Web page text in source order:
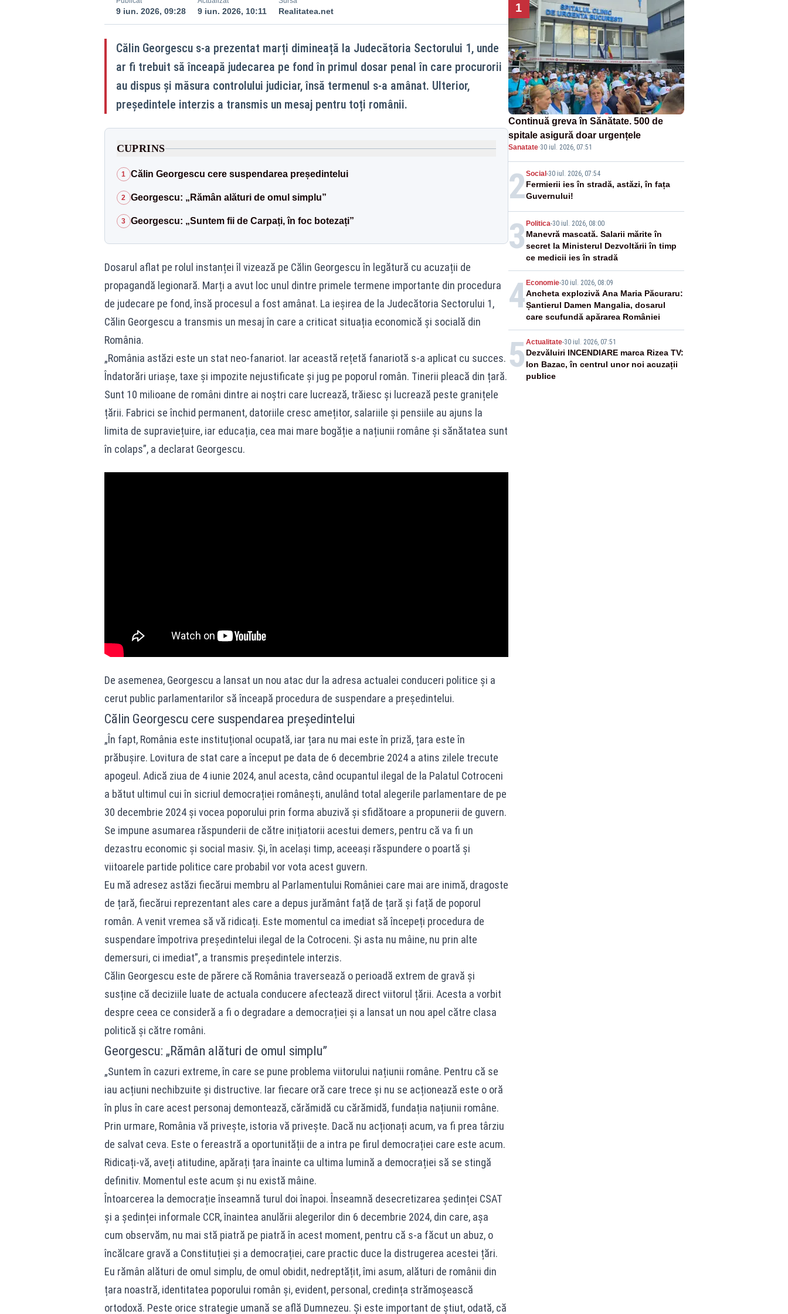
9 iun. 2026, 09:28 9 iun. 2026, 10:11 Realitatea.net
Călin Georgescu s-a prezentat marți dimineață la Judecătoria Sectorului 1, unde
ar fi trebuit să înceapă judecarea pe fond în primul dosar penal în care procurorii
au dispus și măsura controlului judiciar, însă termenul s-a amânat. Ulterior,
președintele interzis a transmis un mesaj pentru toți românii.
CUPRINS
1 Călin Georgescu cere suspendarea președintelui
2 Georgescu: „Rămân alături de omul simplu”
3 Georgescu: „Suntem fii de Carpați, în foc botezați”
Dosarul aflat pe rolul instanței îl vizează pe Călin Georgescu în legătură cu acuzații de
propagandă legionară. Marți a avut loc unul dintre primele termene importante din procedura
de judecare pe fond, însă procesul a fost amânat. La ieșirea de la Judecătoria Sectorului 1,
Călin Georgescu a transmis un mesaj în care a criticat situația economică și socială din
România.
„România astăzi este un stat neo-fanariot. Iar această rețetă fanariotă s-a aplicat cu succes.
Îndatorări uriașe, taxe și impozite nejustificate și jug pe poporul român. Tinerii pleacă din țară.
Sunt 10 milioane de români dintre ai noștri care lucrează, trăiesc și lucrează peste granițele
țării. Fabrici se închid permanent, datoriile cresc amețitor, salariile și pensiile au ajuns la
limita de supraviețuire, iar educația, cea mai mare bogăție a națiunii române și sănătatea sunt
în colaps”, a declarat Georgescu.
De asemenea, Georgescu a lansat un nou atac dur la adresa actualei conduceri politice și a
cerut public parlamentarilor să înceapă procedura de suspendare a președintelui.
Călin Georgescu cere suspendarea președintelui
„În fapt, România este instituțional ocupată, iar țara nu mai este în priză, țara este în
prăbușire. Lovitura de stat care a început pe data de 6 decembrie 2024 a atins zilele trecute
apogeul. Adică ziua de 4 iunie 2024, anul acesta, când ocupantul ilegal de la Palatul Cotroceni
a bătut ultimul cui în sicriul democrației românești, anulând total alegerile parlamentare de pe
30 decembrie 2024 și vocea poporului prin forma abuzivă și sfidătoare a propunerii de guvern.
Se impune asumarea răspunderii de către inițiatorii acestui demers, pentru că va fi un
dezastru economic și social masiv. Și, în același timp, aceeași răspundere o poartă și
viitoarele partide politice care probabil vor vota acest guvern.
Eu mă adresez astăzi fiecărui membru al Parlamentului României care mai are inimă, dragoste
de țară, fiecărui reprezentant ales care a depus jurământ față de țară și față de poporul
român. A venit vremea să vă ridicați. Este momentul ca imediat să începeți procedura de
suspendare împotriva președintelui ilegal de la Cotroceni. Și asta nu mâine, nu prin alte
demersuri, ci imediat”, a transmis președintele interzis.
Călin Georgescu este de părere că România traversează o perioadă extrem de gravă și
susține că deciziile luate de actuala conducere afectează direct viitorul țării. Acesta a vorbit
despre ceea ce consideră a fi o degradare a democrației și a lansat un nou apel către clasa
politică și către români.
Georgescu: „Rămân alături de omul simplu”
„Suntem în cazuri extreme, în care se pune problema viitorului națiunii române. Pentru că se
iau acțiuni nechibzuite și distructive. Iar fiecare oră care trece și nu se acționează este o oră
în plus în care acest personaj demontează, cărămidă cu cărămidă, fundația națiunii române.
Prin urmare, România vă privește, istoria vă privește. Dacă nu acționați acum, va fi prea târziu
de salvat ceva. Este o fereastră a oportunității de a intra pe firul democrației care este acum.
Ridicați-vă, aveți atitudine, apărați țara înainte ca ultima lumină a democrației să se stingă
definitiv. Momentul este acum și nu există mâine.
Întoarcerea la democrație înseamnă turul doi înapoi. Înseamnă desecretizarea ședinței CSAT
și a ședinței informale CCR, înaintea anulării alegerilor din 6 decembrie 2024, din care, așa
cum observăm, nu mai stă piatră pe piatră în acest moment, pentru că s-a făcut un abuz, o
încălcare gravă a Constituției și a democrației, care practic duce la distrugerea acestei țări.
Eu rămân alături de omul simplu, de omul obidit, nedreptățit, îmi asum, alături de românii din
țara noastră, identitatea poporului român și, evident, personal, credința strămoșească
ortodoxă. Peste orice strategie umană se află Dumnezeu. Și este important de știut, odată, că
1
Continuă greva în Sănătate. 500 de
spitale asigură doar urgențele
Sanatate·30 iul. 2026, 07:51
2Social -30 iul. 2026, 07:54
Fermierii ies în stradă, astăzi, în fața
Guvernului!
3 Politica-30 iul. 2026, 08:00
Manevră mascată. Salarii mărite în
secret la Ministerul Dezvoltării în timp
ce medicii ies în stradă
4 Economie-30 iul. 2026, 08:09
Ancheta explozivă Ana Maria Păcuraru:
Șantierul Damen Mangalia, dosarul
care scufundă apărarea României
5 Actualitate-30 iul. 2026, 07:51
Dezvăluiri INCENDIARE marca Rizea TV:
Ion Bazac, în centrul unor noi acuzații
publice